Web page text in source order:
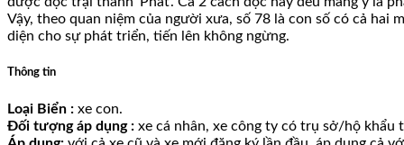
Vậy, theo quan niệm của người xưa, số 78 là con số có cả
diện cho sự phát triển, tiến lên không ngừng.
Thông tin
Loại Biển : xe con.
Đối tượng áp dụng : xe cá nhân, xe công ty có trụ sở/hộ khẩu